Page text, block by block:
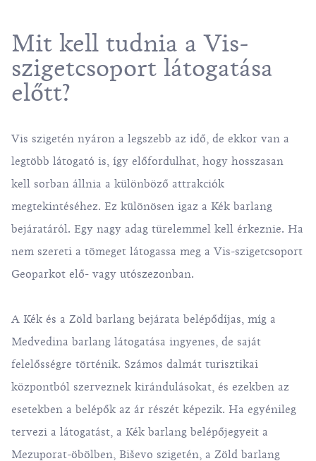
Mit kell tudnia a Vis-
szigetcsoport látogatása
előtt?
Vis szigetén nyáron a legszebb az idő, de ekkor van a
legtöbb látogató is, így előfordulhat, hogy hosszasan
kell sorban állnia a különböző attrakciók
megtekintéséhez. Ez különösen igaz a Kék barlang
bejáratáról. Egy nagy adag türelemmel kell érkeznie. Ha
nem szereti a tömeget látogassa meg a Vis-szigetcsoport
Geoparkot elő- vagy utószezonban.
A Kék és a Zöld barlang bejárata belépődíjas, míg a
Medvedina barlang látogatása ingyenes, de saját
felelősségre történik. Számos dalmát turisztikai
központból szerveznek kirándulásokat, és ezekben az
esetekben a belépők az ár részét képezik. Ha egyénileg
tervezi a látogatást, a Kék barlang belépőjegyeit a
Mezuporat-öbölben, Biševo szigetén, a Zöld barlang